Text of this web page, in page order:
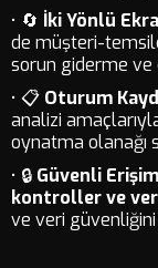
• 🔄 İki Yönlü
de müşteri-
sorun giderme ve
• 📋 Oturum
analizi
oynatma olanağı
• 🔒 Güvenli
kontroller ve
ve veri